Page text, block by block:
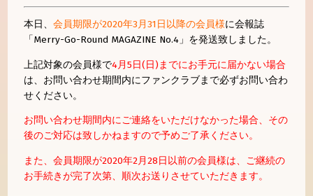
本日、 会員期限が2020年3月31日以降の会員様に会報誌
「Merry-Go-Round MAGAZINE No.4」を発送致しました。
上記対象の会員様で4月5日(日)までにお手元に届かない場合
は、お問い合わせ期間内にファンクラブまで必ずお問い合わ
せください。
お問い合わせ期間内にご連絡をいただけなかった場合、その
後のご対応は致しかねますので予めご了承ください。
また、会員期限が2020年2月28日以前の会員様は、ご継続の
お手続きが完了次第、順次お送りさせていただきます。